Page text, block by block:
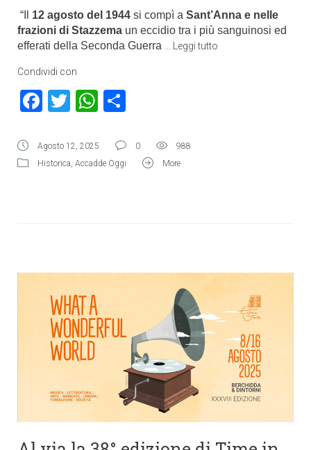
“Il 12 agosto del 1944 si compì a Sant’Anna e nelle
frazioni di Stazzema un eccidio tra i più sanguinosi ed
efferati della Seconda Guerra
Leggi tutto
Condividi con
Facebook
TwitterWhatsApp
Agosto 12, 2025 0
988
Historica, Accadde Oggi More